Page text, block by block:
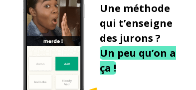
Une méthode
qui t’enseigne
des jurons ?
Un peu qu’on a
ça !